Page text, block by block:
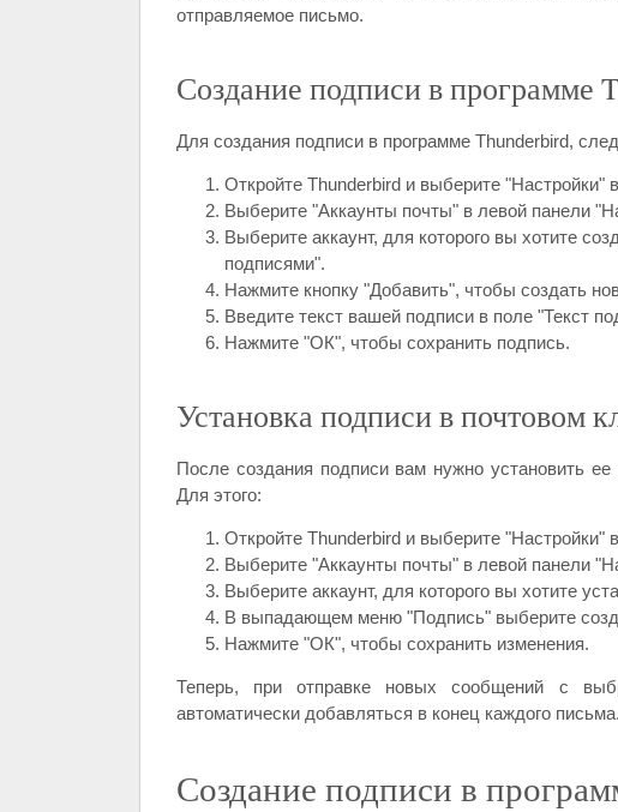
отправляемое письмо.
Создание подписи в программе
Для создания подписи в программе Thunderbird,
Откройте Thunderbird и выберите "Настройки"
Выберите "Аккаунты почты" в левой панели
Выберите аккаунт, для которого вы хотите
подписями".
Нажмите кнопку "Добавить", чтобы создать
Введите текст вашей подписи в поле "Текст
Нажмите "ОК", чтобы сохранить подпись.
Установка подписи в почтовом
После создания подписи вам нужно установить ее
Для этого:
Откройте Thunderbird и выберите "Настройки"
Выберите "Аккаунты почты" в левой панели
Выберите аккаунт, для которого вы хотите
В выпадающем меню "Подпись" выберите
Нажмите "ОК", чтобы сохранить изменения.
Теперь, при отправке новых сообщений с
автоматически добавляться в конец каждого письма.
Создание подписи в